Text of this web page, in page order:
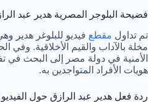
فضيحة البلوجر المصرية هدير عبد
تم تداول مقطع فيديو للبلوغر
مخلة بالآداب والقيم الأخلاقية. وفي
الأمنية في دولة مصر إلى البحث في
هويات الأفراد المتواجدين به.
ردة فعل هدير عبد الرازق حول الفيديو